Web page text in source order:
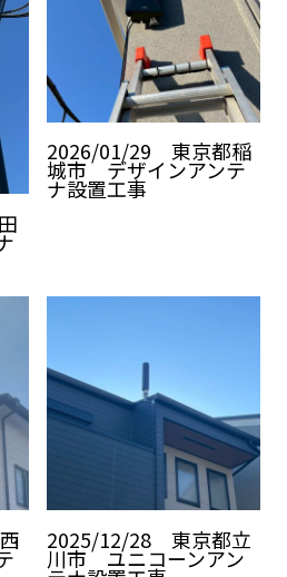
2026/01/29 東京都稲
城市 デザインアンテ
ナ設置工事
2025/12/28 東京都立
川市 ユニコーンアン